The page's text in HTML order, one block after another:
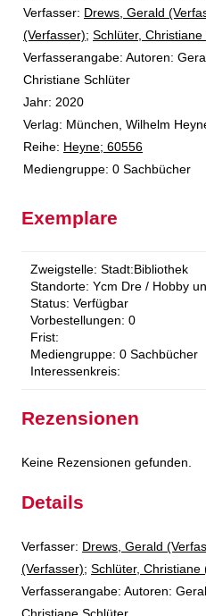
Verfasser: Suche nach diesem
Drews, Gerald
(Verfasser); Schlüter, Christiane
Verfasserangabe: Autoren:
Christiane Schlüter
Jahr: 2020
Verlag: München, Wilhelm
Reihe: Heyne; 60556
Mediengruppe: 0 Sachbücher
Exemplare
Zweigstelle: Stadt:Bibliothek
Standorte: Ycm Dre / Hobby
Status: Verfügbar
Vorbestellungen: 0
Frist:
Mediengruppe: 0 Sachbücher
Interessenkreis:
Rezensionen
Keine Rezensionen gefunden.
Details
Verfasser: Suche nach diesem
Drews, Gerald
(Verfasser); Schlüter, Christiane
Verfasserangabe: Autoren: